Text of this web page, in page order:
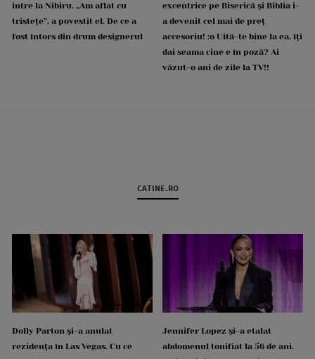
intre la Nibiru. „Am aflat cu
tristețe”, a povestit el. De ce a
fost întors din drum designerul
excentrice pe Biserică și Biblia i-
a devenit cel mai de preț
accesoriu! :o Uită-te bine la ea, îți
dai seama cine e în poză? Ai
văzut-o ani de zile la TV!!
CATINE.RO
Dolly Parton și-a anulat
rezidența în Las Vegas. Cu ce
Jennifer Lopez și-a etalat
abdomenul tonifiat la 56 de ani.